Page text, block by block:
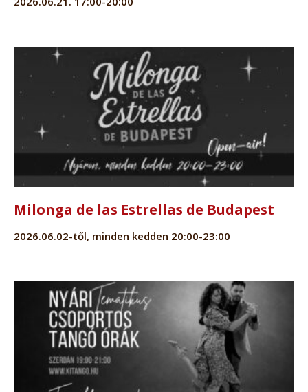
Milonga de las Estrellas de Budapest
2026.06.02-től, minden kedden 20:00-23:00